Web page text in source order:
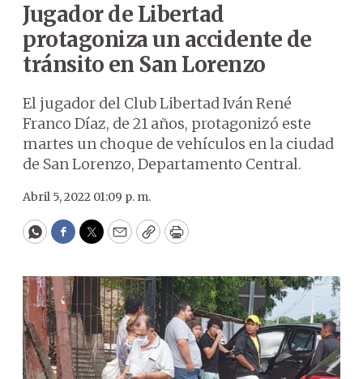
Jugador de Libertad
protagoniza un accidente de
tránsito en San Lorenzo
El jugador del Club Libertad Iván René
Franco Díaz, de 21 años, protagonizó este
martes un choque de vehículos en la ciudad
de San Lorenzo, Departamento Central.
Abril 5, 2022 01:09 p. m.
WhatsApp
Facebook
Twitter
EmailCopyPrint